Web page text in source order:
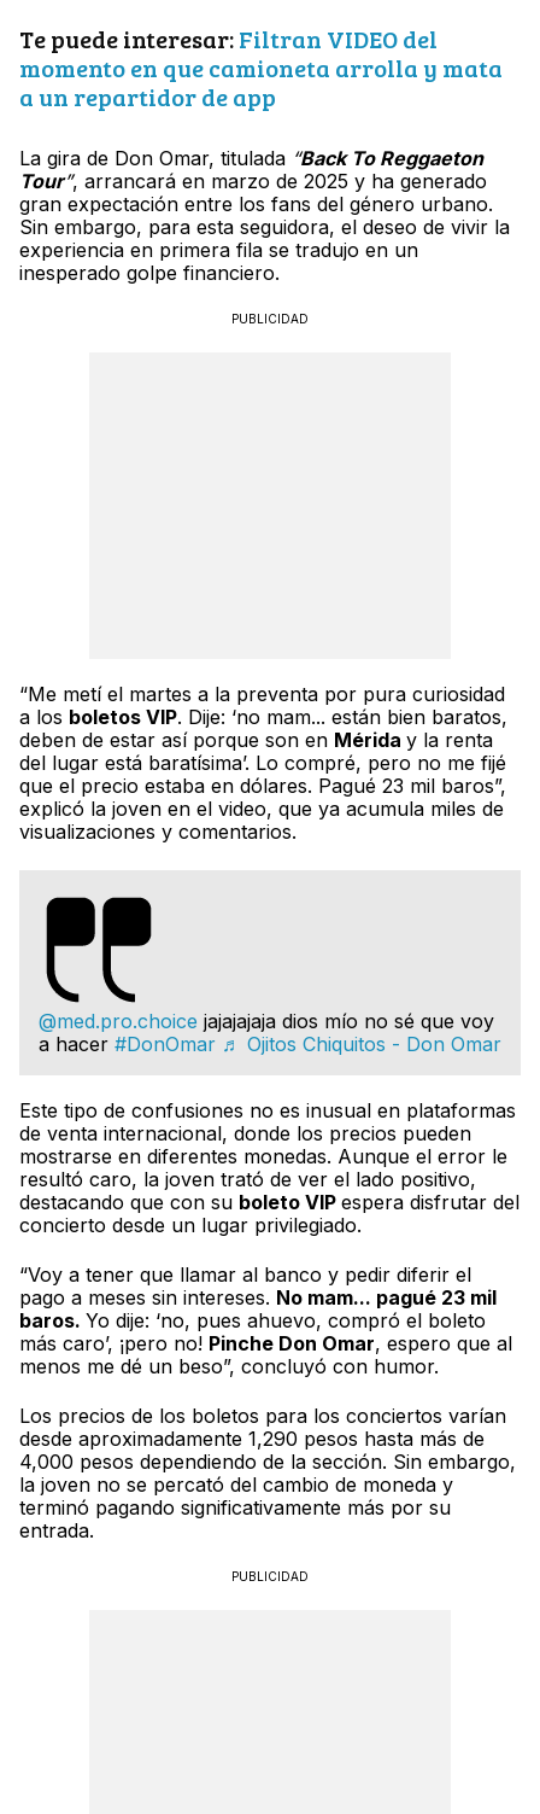
Te puede interesar:Filtran VIDEO del
momento en que camioneta arrolla y mata
a un repartidor de app
La gira de Don Omar, titulada “Back To Reggaeton
Tour”, arrancará en marzo de 2025 y ha generado
gran expectación entre los fans del género urbano.
Sin embargo, para esta seguidora, el deseo de vivir la
experiencia en primera fila se tradujo en un
inesperado golpe financiero.
PUBLICIDAD
“Me metí el martes a la preventa por pura curiosidad
a los boletos VIP. Dije: ‘no mam... están bien baratos,
deben de estar así porque son en Mérida y la renta
del lugar está baratísima’. Lo compré, pero no me fijé
que el precio estaba en dólares. Pagué 23 mil baros”,
explicó la joven en el video, que ya acumula miles de
visualizaciones y comentarios.
@med.pro.choice jajajajaja dios mío no sé que voy
a hacer #DonOmar ♬ Ojitos Chiquitos - Don Omar
Este tipo de confusiones no es inusual en plataformas
de venta internacional, donde los precios pueden
mostrarse en diferentes monedas. Aunque el error le
resultó caro, la joven trató de ver el lado positivo,
destacando que con su boleto VIP espera disfrutar del
concierto desde un lugar privilegiado.
“Voy a tener que llamar al banco y pedir diferir el
pago a meses sin intereses. No mam... pagué 23 mil
baros. Yo dije: ‘no, pues ahuevo, compró el boleto
más caro’, ¡pero no! Pinche Don Omar, espero que al
menos me dé un beso”, concluyó con humor.
Los precios de los boletos para los conciertos varían
desde aproximadamente 1,290 pesos hasta más de
4,000 pesos dependiendo de la sección. Sin embargo,
la joven no se percató del cambio de moneda y
terminó pagando significativamente más por su
entrada.
PUBLICIDAD